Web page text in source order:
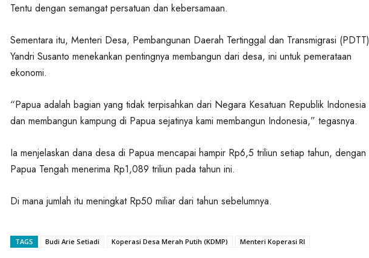
Tentu dengan semangat persatuan dan kebersamaan.
Sementara itu, Menteri Desa, Pembangunan Daerah Tertinggal dan Transmigrasi (PDTT)
Yandri Susanto menekankan pentingnya membangun dari desa, ini untuk pemerataan
ekonomi.
“Papua adalah bagian yang tidak terpisahkan dari Negara Kesatuan Republik Indonesia
dan membangun kampung di Papua sejatinya kami membangun Indonesia,” tegasnya.
Ia menjelaskan dana desa di Papua mencapai hampir Rp6,5 triliun setiap tahun, dengan
Papua Tengah menerima Rp1,089 triliun pada tahun ini.
Di mana jumlah itu meningkat Rp50 miliar dari tahun sebelumnya.
TAGS Budi Arie Setiadi Koperasi Desa Merah Putih (KDMP) Menteri Koperasi RI